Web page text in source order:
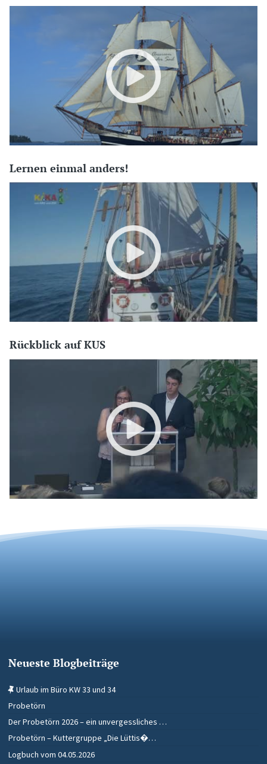
Lernen einmal anders!
Rückblick auf KUS
Neueste Blogbeiträge
Urlaub im Büro KW 33 und 34
Probetörn
Der Probetörn 2026 – ein unvergessliches …
Probetörn – Kuttergruppe „Die Lüttis�…
Logbuch vom 04.05.2026